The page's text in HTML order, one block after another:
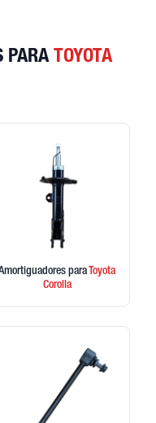
PARA TOYOTA
para Toyota
Corolla